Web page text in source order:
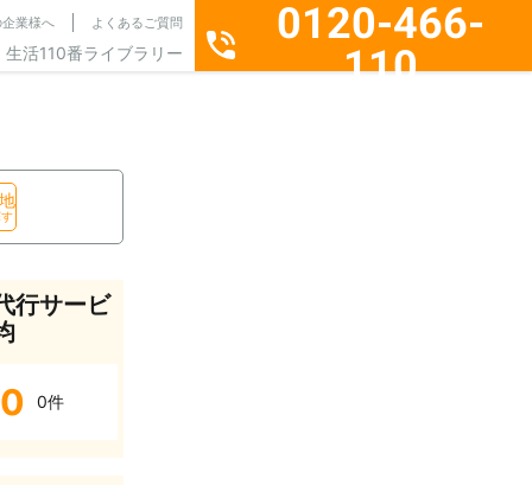
業様へ よくあるご質問
生活110番ライブラリー
0120-466-
110
行サービ
0 0件